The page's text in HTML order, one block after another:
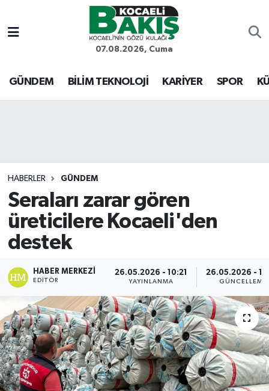
07.08.2026, Cuma
GÜNDEM BİLİM TEKNOLOJİ KARİYER SPOR
HABERLER GÜNDEM
Seraları zarar gören
üreticilere Kocaeli'den
destek
HABER MERKEZI
EDITÖR
26.05.2026 - 10:21
YAYINLANMA
26.05.2026 -
GÜNCELLEME
Kocaeli Nöbetçi Eczaneler
Kocaeli Hava Durumu
Son Dakika Haberleri
Haber Arşivi